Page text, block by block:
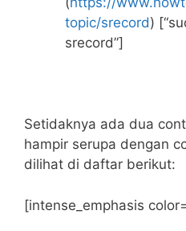
topic/srecord)
srecord”]
Setidaknya ada dua
hampir serupa dengan
dilihat di daftar berikut:
[intense_emphasis